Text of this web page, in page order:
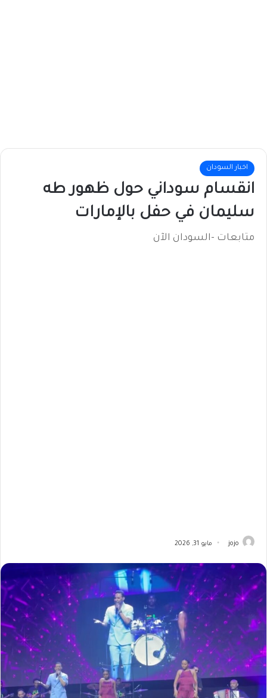
اخبار السودان
انقسام سوداني حول ظهور طه
سليمان في حفل بالإمارات
متابعات -السودان الآن
jojo مايو 31, 2026